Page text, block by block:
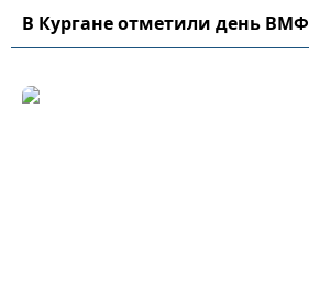
В Кургане отметили день ВМФ